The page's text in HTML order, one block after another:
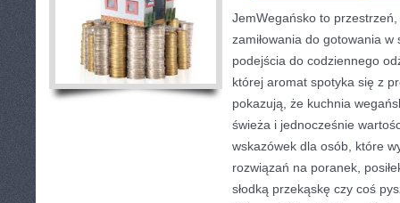
JemWegańsko to
zamiłowania do gotowania
podejścia do codziennego
której aromat spotyka się z
pokazują, że kuchnia
świeża i jednocześnie
wskazówek dla osób, które
rozwiązań na poranek,
słodką przekąskę czy coś